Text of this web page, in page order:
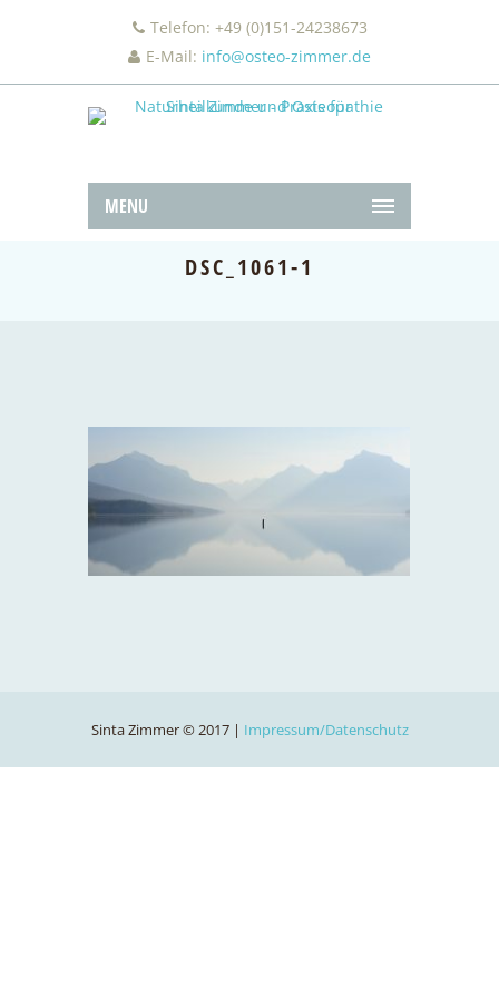
Telefon: +49 (0)151-24238673
E-Mail: info@osteo-zimmer.de
MENU
DSC_1061-1
Sinta Zimmer © 2017 | Impressum/Datenschutz